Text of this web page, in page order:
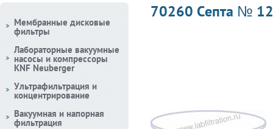
70260 Септа №
Мембранные дисковые
фильтры
Лабораторные вакуумные
насосы и компрессоры
KNF Neuberger
Ультрафильтрация и
концентрирование
Вакуумная и напорная
фильтрация